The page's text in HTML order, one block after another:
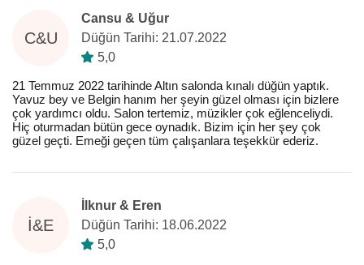
C&U
Cansu & Uğur
Düğün Tarihi: 21.07.2022
5,0
21 Temmuz 2022 tarihinde Altın salonda kınalı düğün yaptık.
Yavuz bey ve Belgin hanım her şeyin güzel olması için bizlere
çok yardımcı oldu. Salon tertemiz, müzikler çok eğlenceliydi.
Hiç oturmadan bütün gece oynadık. Bizim için her şey çok
güzel geçti. Emeği geçen tüm çalışanlara teşekkür ederiz.
İ&E
İlknur & Eren
Düğün Tarihi: 18.06.2022
5,0